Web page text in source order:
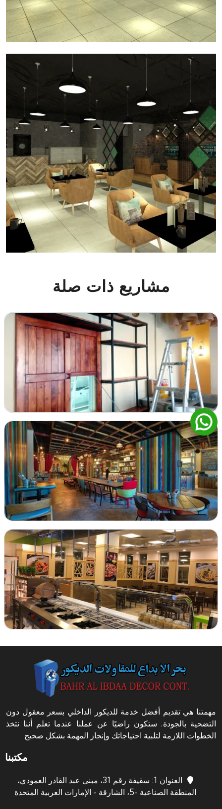
مشاريع ذات صلة
مهمتنا هي تقديم أفضل خدمة للديكور الداخلي بسعر معقول دون
التضحية بالجودة. ستكون راضيًا عن عملنا عندما تعلم أننا نتخذ
الخطوات اللازمة لتلبية احتياجاتك وإنجاز المهمة بشكل صحيح
مكتبنا
العنوان 1: سقيفة رقم 31، مبنى عبد القادر العمودي،
المنطقة الصناعية -5، الشارقة - الإمارات العربية المتحدة